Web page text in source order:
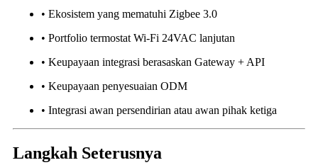
• Ekosistem yang mematuhi Zigbee 3.0
• Portfolio termostat Wi-Fi 24VAC lanjutan
• Keupayaan integrasi berasaskan Gateway + API
• Keupayaan penyesuaian ODM
• Integrasi awan persendirian atau awan pihak ketiga
Langkah Seterusnya